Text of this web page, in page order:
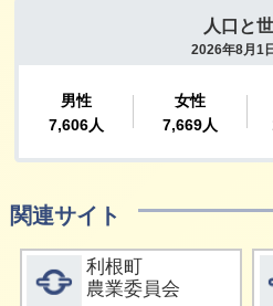
関連サイト
詳細をみる
利根町
農業委員会